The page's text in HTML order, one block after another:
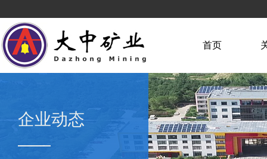
首页
企业动态